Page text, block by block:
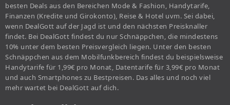
besten Deals aus den Bereichen Mode & Fashion, Handytarife,
Finanzen (Kredite und Girokonto), Reise & Hotel uvm. Sei dabei,
wenn DealGott auf der Jagd ist und den nächsten Preisknaller
findet. Bei DealGott findest du nur Schnäppchen, die mindestens
10% unter dem besten Preisvergleich liegen. Unter den besten
Schnäppchen aus dem Mobilfunkbereich findest du beispielsweise
Handytarife für 1,99€ pro Monat, Datentarife für 3,99€ pro Monat
und auch Smartphones zu Bestpreisen. Das alles und noch viel
mehr wartet bei DealGott auf dich.